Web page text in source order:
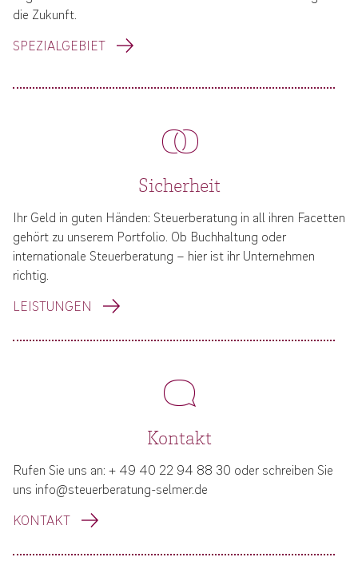
die Zukunft.
SPEZIALGEBIET
Sicherheit
Ihr Geld in guten Händen: Steuerberatung in all ihren Facetten
gehört zu unserem Portfolio. Ob Buchhaltung oder
internationale Steuerberatung – hier ist ihr Unternehmen
richtig.
LEISTUNGEN
Kontakt
Rufen Sie uns an: + 49 40 22 94 88 30 oder schreiben Sie
uns info@steuerberatung-selmer.de
KONTAKT